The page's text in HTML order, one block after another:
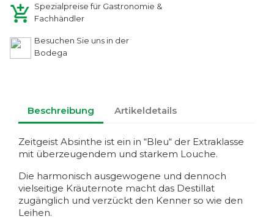
Spezialpreise für Gastronomie &
Fachhändler
Besuchen Sie uns in der
Bodega
Beschreibung Artikeldetails
Zeitgeist Absinthe ist ein in “Bleu“ der Extraklasse
mit überzeugendem und starkem Louche.
Die harmonisch ausgewogene und dennoch
vielseitige Kräuternote macht das Destillat
zugänglich und verzückt den Kenner so wie den
Leihen.